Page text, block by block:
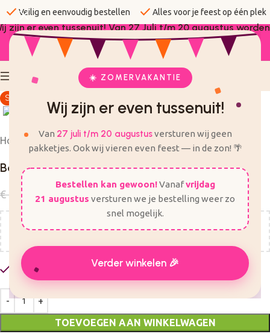
☀️ ZOMERVAKANTIE
Wij zijn er even tussenuit!
Van 27 juli t/m 20 augustusversturen wij geen
pakketjes. Ook wij vieren even feest — in de zon! 🌴
Bestellen kan gewoon!Vanafvrijdag
21 augustus versturen we je bestelling weer zo
snel mogelijk.
Verder winkelen 🎉
check Veilig en eenvoudig bestellen check Alles voor je feest op één plek
zijn er even tussenuit! Van 27 Juli t/m 20 augustus worden
er geen bestellingen verzonden.
Sale
Home Verjaardag - sale
Ballonnenboog | jungle
€8,99 €5,00 Incl. BTW
Nog€50,00voor gratis verzending!
Slechts 2 resterend op voorraad
TOEVOEGEN AAN WINKELWAGEN